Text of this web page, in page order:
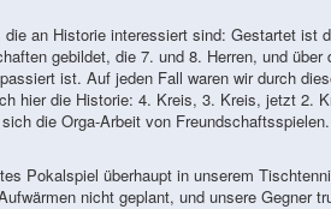
an Historie interessiert sind: Gestartet ist
gebildet, die 7. und 8. Herren, und
ist. Auf jeden Fall waren wir durch
hier die Historie: 4. Kreis, 3. Kreis, jetzt 2.
die Orga-Arbeit von Freundschaftsspielen.
Pokalspiel überhaupt in unserem
nicht geplant, und unsere Gegner